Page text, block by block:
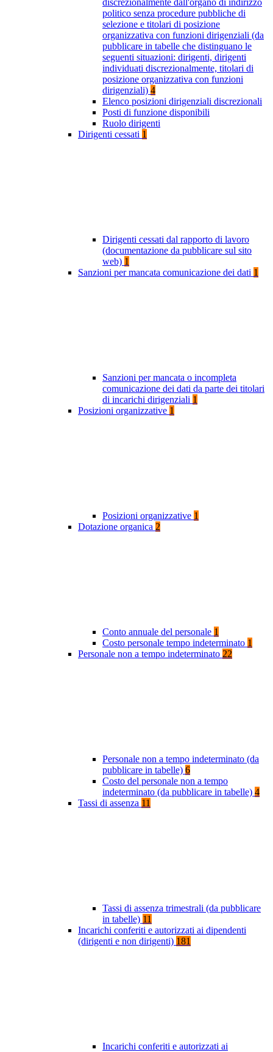
discrezionalmente dall'organo di indirizzo
politico senza procedure pubbliche di
selezione e titolari di posizione
organizzativa con funzioni dirigenziali (da
pubblicare in tabelle che distinguano le
seguenti situazioni: dirigenti, dirigenti
individuati discrezionalmente, titolari di
posizione organizzativa con funzioni
dirigenziali) 4
Elenco posizioni dirigenziali discrezionali
Posti di funzione disponibili
Ruolo dirigenti
Dirigenti cessati 1
Dirigenti cessati dal rapporto di lavoro
(documentazione da pubblicare sul sito
web) 1
Sanzioni per mancata comunicazione dei dati 1
Sanzioni per mancata o incompleta
comunicazione dei dati da parte dei titolari
di incarichi dirigenziali 1
Posizioni organizzative 1
Posizioni organizzative 1
Dotazione organica 2
Conto annuale del personale 1
Costo personale tempo indeterminato 1
Personale non a tempo indeterminato 22
Personale non a tempo indeterminato (da
pubblicare in tabelle) 6
Costo del personale non a tempo
indeterminato (da pubblicare in tabelle) 4
Tassi di assenza 11
Tassi di assenza trimestrali (da pubblicare
in tabelle) 11
Incarichi conferiti e autorizzati ai dipendenti
(dirigenti e non dirigenti) 181
Incarichi conferiti e autorizzati ai